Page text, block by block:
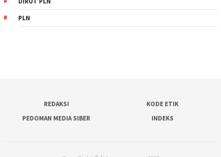
PLN
REDAKSI
KODE ETIK
PEDOMAN MEDIA SIBER
INDEKS